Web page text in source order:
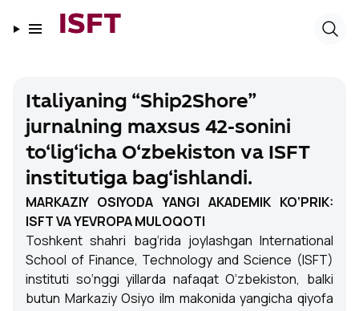
ISFT
Italiyaning “Ship2Shore”
jurnalning maxsus 42-sonini
to‘lig‘icha O‘zbekiston va ISFT
institutiga bag‘ishlandi.
MARKAZIY OSIYODA YANGI AKADEMIK KO‘PRIK:
ISFT VA YEVROPA MULOQOTI
Toshkent shahri bag‘rida joylashgan International
School of Finance, Technology and Science (ISFT)
instituti so‘nggi yillarda nafaqat O‘zbekiston, balki
butun Markaziy Osiyo ilm makonida yangicha qiyofa